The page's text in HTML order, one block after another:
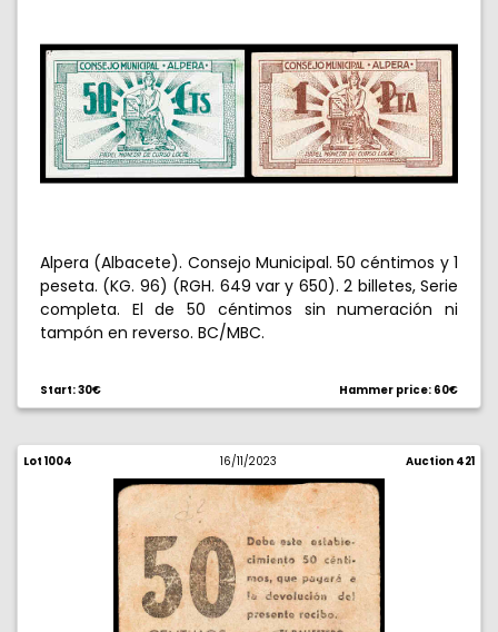
Alpera (Albacete). Consejo Municipal. 50 céntimos y 1
peseta. (KG. 96) (RGH. 649 var y 650). 2 billetes, Serie
completa. El de 50 céntimos sin numeración ni
tampón en reverso. BC/MBC.
Start: 30€ Hammer price: 60€
Lot 1004 16/11/2023 Auction 421